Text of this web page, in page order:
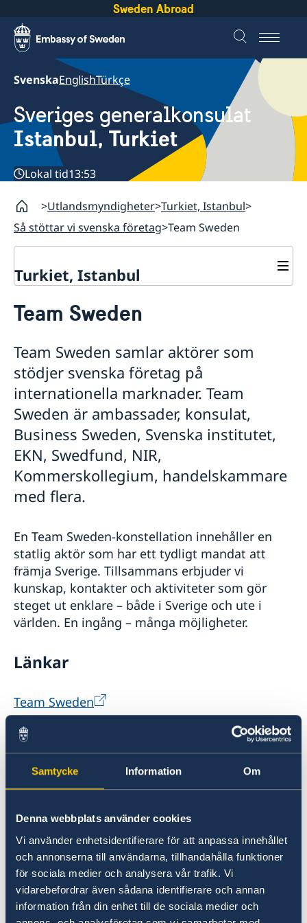
Samtycke Information Om
Denna webbplats använder cookies
Vi använder enhetsidentifierare för att anpassa innehållet
och annonserna till användarna, tillhandahålla funktioner
för sociala medier och analysera vår trafik. Vi
vidarebefordrar även sådana identifierare och annan
information från din enhet till de sociala medier och
Sweden Abroad
SvenskaEnglishTürkçe
Sveriges generalkonsulat
Istanbul, Turkiet
Lokal tid13:53
Utlandsmyndigheter Turkiet, Istanbul
Så stöttar vi svenska företag Team Sweden
Turkiet, Istanbul
Om oss
GDPR
Vi är en resurs för svenska företag
Team Sweden
Så kan du få stöd
Svenska företag i Turkiet
Anmäl handelshinder
Aktuellt
Team Sweden
Team Sweden samlar aktörer som
stödjer svenska företag på
internationella marknader. Team
Sweden är ambassader, konsulat,
Business Sweden, Svenska institutet,
EKN, Swedfund, NIR,
Kommerskollegium, handelskammare
med flera.
En Team Sweden-konstellation innehåller en
statlig aktör som har ett tydligt mandat att
främja Sverige. Tillsammans erbjuder vi
kunskap, kontakter och aktiviteter som gör
steget ut enklare – både i Sverige och ute i
världen. En ingång – många möjligheter.
Länkar
Team Sweden
Business Sweden
Svenska Institutet
EKN
Swedfund
NIR